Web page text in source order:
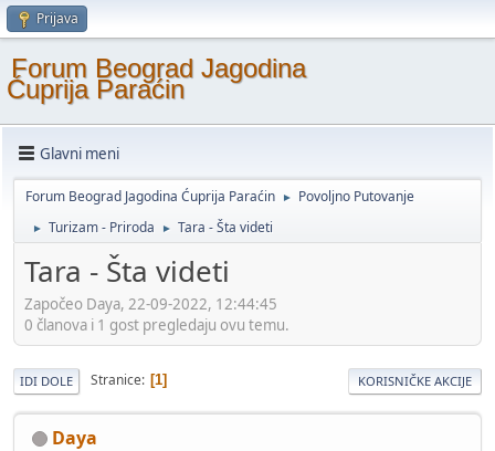
Prijava
Forum Beograd Jagodina
Ćuprija Paraćin
Glavni meni
Forum Beograd Jagodina Ćuprija Paraćin ► Povoljno Putovanje
► Turizam - Priroda ► Tara - Šta videti
Tara - Šta videti
Započeo Daya, 22-09-2022, 12:44:45
0 članova i 1 gost pregledaju ovu temu.
IDI DOLE Stranice 1 KORISNIČKE AKCIJE
Daya